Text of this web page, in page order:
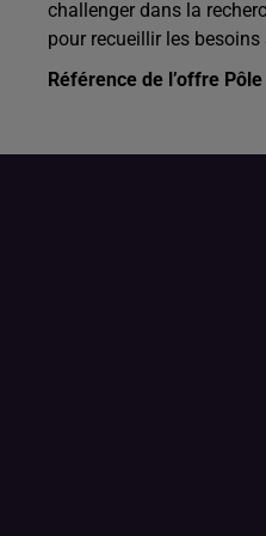
challenger dans la
pour recueillir les besoins
Référence de l’offre Pôle